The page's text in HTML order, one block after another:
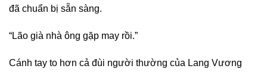
đã chuẩn bị sẵn sàng.
“Lão già nhà ông gặp may rồi.”
Cánh tay to hơn cả đùi người thường của Lang Vương